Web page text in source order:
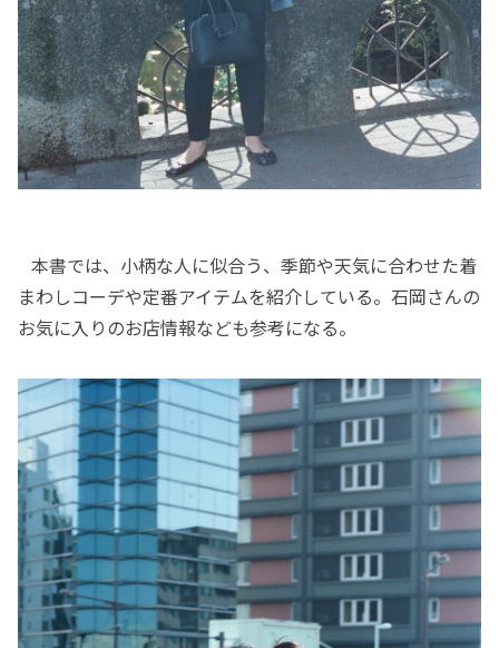
本書では、小柄な人に似合う、季節や天気に合わせた着
まわしコーデや定番アイテムを紹介している。石岡さんの
お気に入りのお店情報なども参考になる。